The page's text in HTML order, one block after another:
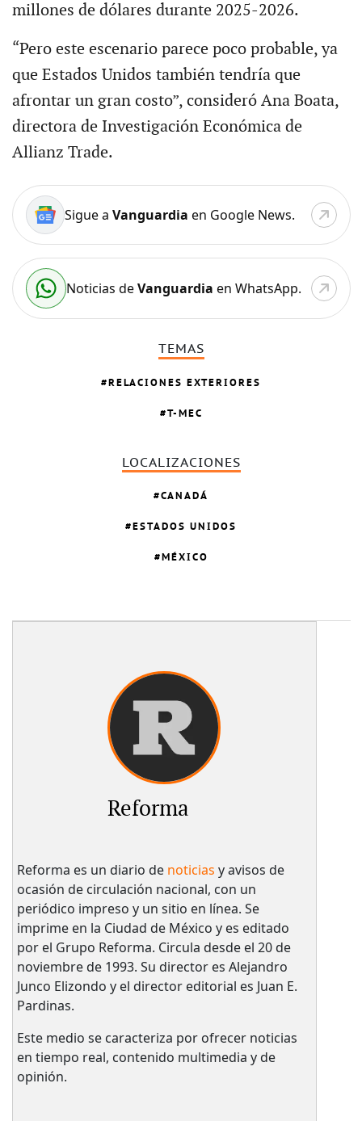
millones de dólares durante 2025-2026.
“Pero este escenario parece poco probable, ya
que Estados Unidos también tendría que
afrontar un gran costo”, consideró Ana Boata,
directora de Investigación Económica de
Allianz Trade.
Sigue a Vanguardia en Google News.
Noticias deVanguardia en WhatsApp.
TEMAS
RELACIONES EXTERIORES
T-MEC
LOCALIZACIONES
CANADÁ
ESTADOS UNIDOS
MÉXICO
Reforma
Reforma es un diario de noticias y avisos de
ocasión de circulación nacional, con un
periódico impreso y un sitio en línea. Se
imprime en la Ciudad de México y es editado
por el Grupo Reforma. Circula desde el 20 de
noviembre de 1993. Su director es Alejandro
Junco Elizondo y el director editorial es Juan E.
Pardinas.
Este medio se caracteriza por ofrecer noticias
en tiempo real, contenido multimedia y de
opinión.